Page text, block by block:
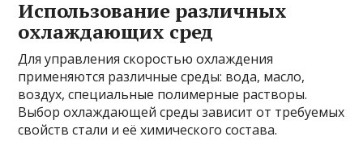
Использование различных
охлаждающих сред
Для управления скоростью охлаждения
применяются различные среды: вода, масло,
воздух, специальные полимерные растворы.
Выбор охлаждающей среды зависит от требуемых
свойств стали и её химического состава.